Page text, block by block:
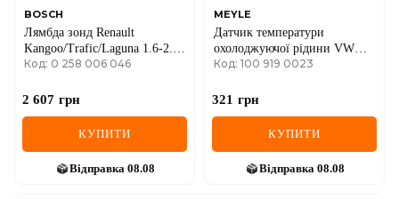
BOSCH
Лямбда зонд Renault
Kangoo/Trafic/Laguna 1.6-2.0
16V 01-
Код: 0 258 006 046
2 607 грн
КУПИТИ
Відправка 08.08
MEYLE
Датчик температури
охолоджуючої рідини VW
Golf III-IV/Passat/Polo/T4 1.0-
Код: 100 919 0023
321 грн
КУПИТИ
Відправка 08.08